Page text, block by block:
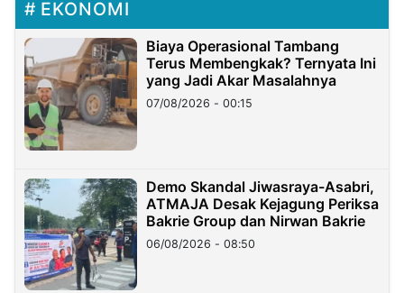
EKONOMI
Biaya Operasional Tambang
Terus Membengkak? Ternyata Ini
yang Jadi Akar Masalahnya
07/08/2026 - 00:15
Demo Skandal Jiwasraya-Asabri,
ATMAJA Desak Kejagung Periksa
Bakrie Group dan Nirwan Bakrie
06/08/2026 - 08:50